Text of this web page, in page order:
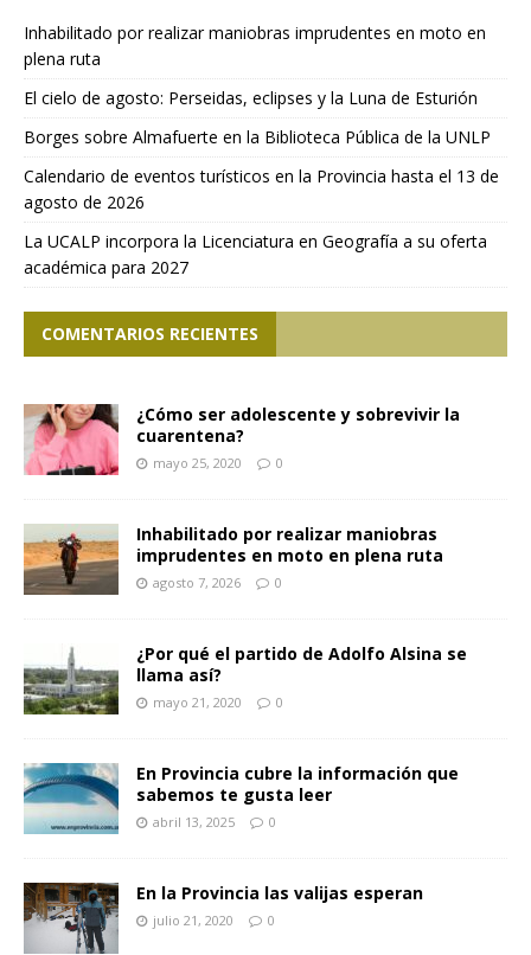
Inhabilitado por realizar maniobras imprudentes en moto en
plena ruta
El cielo de agosto: Perseidas, eclipses y la Luna de Esturión
Borges sobre Almafuerte en la Biblioteca Pública de la UNLP
Calendario de eventos turísticos en la Provincia hasta el 13 de
agosto de 2026
La UCALP incorpora la Licenciatura en Geografía a su oferta
académica para 2027
COMENTARIOS RECIENTES
¿Cómo ser adolescente y sobrevivir la
cuarentena?
mayo 25, 2020 0
Inhabilitado por realizar maniobras
imprudentes en moto en plena ruta
agosto 7, 2026 0
¿Por qué el partido de Adolfo Alsina se
llama así?
mayo 21, 2020 0
En Provincia cubre la información que
sabemos te gusta leer
abril 13, 2025 0
En la Provincia las valijas esperan
julio 21, 2020 0